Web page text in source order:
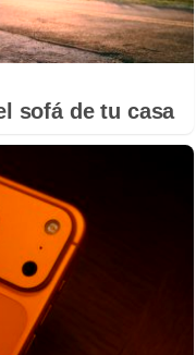
sofá de tu casa